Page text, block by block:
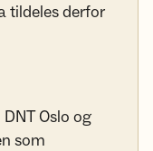
tildeles derfor
Oslo og
som